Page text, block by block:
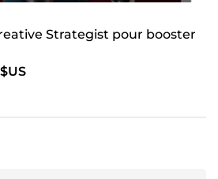
Strategist pour booster